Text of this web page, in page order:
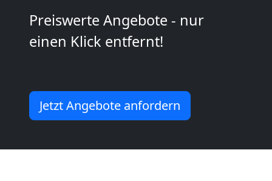
Preiswerte Angebote - nur
einen Klick entfernt!
Jetzt Angebote anfordern
Kleiner
Wolfsberg
Küchenumzug